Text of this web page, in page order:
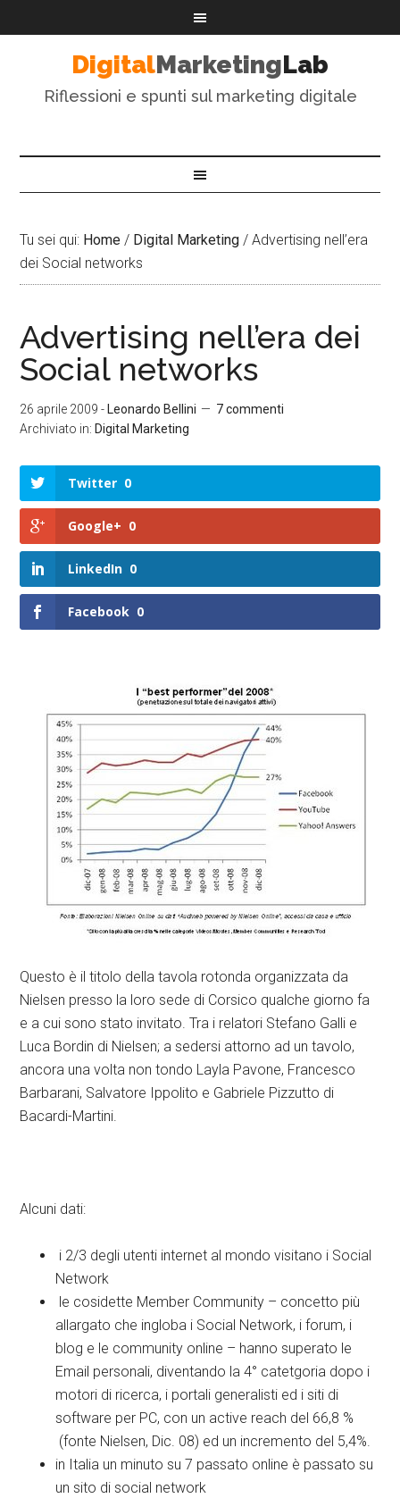
DigitalMarketingLab
Riflessioni e spunti sul marketing digitale
Tu sei qui: Home / Digital Marketing / Advertising nell’era
dei Social networks
Advertising nell’era dei
Social networks
26 aprile 2009 - Leonardo Bellini
7 commenti
Archiviato in: Digital Marketing
Twitter 0
Google+ 0
LinkedIn 0
Facebook 0
Questo è il titolo della tavola rotonda organizzata da
Nielsen presso la loro sede di Corsico qualche giorno fa
e a cui sono stato invitato. Tra i relatori Stefano Galli e
Luca Bordin di Nielsen; a sedersi attorno ad un tavolo,
ancora una volta non tondo Layla Pavone, Francesco
Barbarani, Salvatore Ippolito e Gabriele Pizzutto di
Bacardi-Martini.
Alcuni dati:
i 2/3 degli utenti internet al mondo visitano i Social
Network
le cosidette Member Community – concetto più
allargato che ingloba i Social Network, i forum, i
blog e le community online – hanno superato le
Email personali, diventando la 4° catetgoria dopo i
motori di ricerca, i portali generalisti ed i siti di
software per PC, con un active reach del 66,8 %
(fonte Nielsen, Dic. 08) ed un incremento del 5,4%.
in Italia un minuto su 7 passato online è passato su
un sito di social network